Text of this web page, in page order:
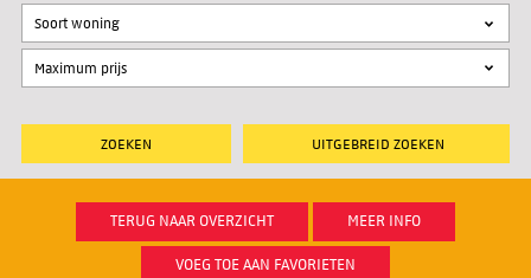
UITGEBREID ZOEKEN
Soort woning
TERUG NAAR OVERZICHT MEER INFO
VOEG TOE AAN FAVORIETEN